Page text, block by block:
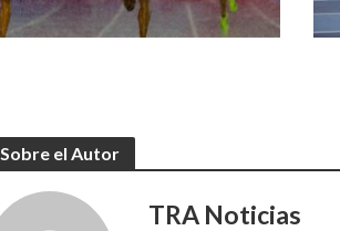
Sobre el Autor
TRA Noticias